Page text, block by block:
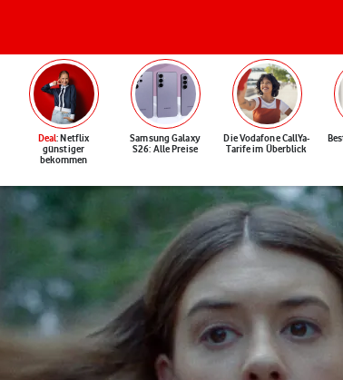
Deal: Netflix
günstiger
bekommen
Samsung Galaxy
S26: Alle Preise
Die Vodafone CallYa-
Tarife im Überblick